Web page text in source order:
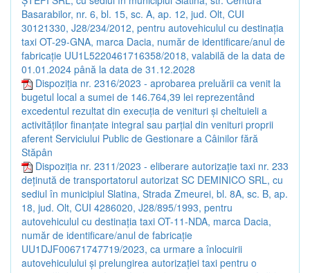
Basarabilor, nr. 6, bl. 15, sc. A, ap. 12, jud. Olt, CUI
30121330, J28/234/2012, pentru autovehiculul cu destinația
taxi OT-29-GNA, marca Dacia, număr de identificare/anul de
fabricație UU1L5220461716358/2018, valabilă de la data de
01.01.2024 până la data de 31.12.2028
Dispoziția nr. 2316/2023 - aprobarea preluării ca venit la
bugetul local a sumei de 146.764,39 lei reprezentând
excedentul rezultat din execuția de venituri și cheltuieli a
activităților finanțate integral sau parțial din venituri proprii
aferent Serviciului Public de Gestionare a Câinilor fără
Stăpân
Dispoziția nr. 2311/2023 - eliberare autorizație taxi nr. 233
deținută de transportatorul autorizat SC DEMINICO SRL, cu
sediul în municipiul Slatina, Strada Zmeurei, bl. 8A, sc. B, ap.
18, jud. Olt, CUI 4286020, J28/895/1993, pentru
autovehiculul cu destinația taxi OT-11-NDA, marca Dacia,
număr de identificare/anul de fabricație
UU1DJF00671747719/2023, ca urmare a înlocuirii
autovehiculului și prelungirea autorizației taxi pentru o